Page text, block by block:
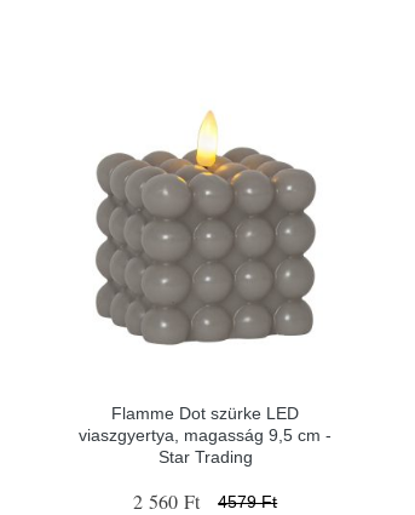
Flamme Dot szürke LED
viaszgyertya, magasság 9,5 cm -
Star Trading
2 560 Ft 4579 Ft